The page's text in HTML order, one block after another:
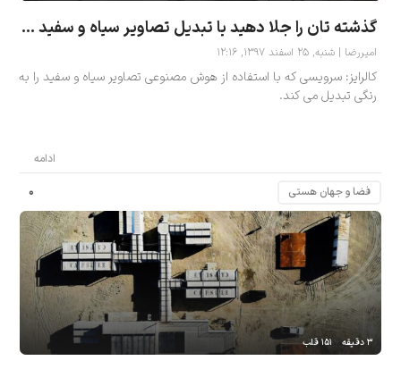
گذشته تان را جلا دهید با تبدیل تصاویر سیاه و سفید قدیمی تان به تصاویر رنگی
امیررضا | شنبه, ۲۵ اسفند ۱۳۹۷, ۱۲:۱۶
کالرایز: سرویسی که با استفاده از هوش مصنوعی تصاویر سیاه و سفید را به
رنگی تبدیل می کند.
ادامه
فضا و جهان هستی ۰
۳ دقیقه ۱۵۱ قلب